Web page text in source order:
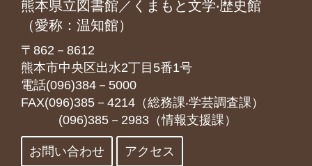
熊本県立図書館／くまもと文学‧歴史館
（愛称：温知館）
〒862－8612
熊本市中央区出水2丁目5番1号
電話(096)384－5000
FAX(096)385－4214（総務課‧学芸調査課）
(096)385－2983（情報支援課）
お問い合わせ アクセス